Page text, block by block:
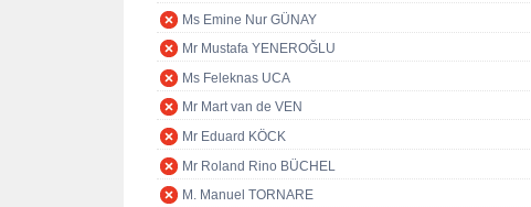
Ms Emine Nur GÜNAY
Mr Mustafa YENEROĞLU
Ms Feleknas UCA
Mr Mart van de VEN
Mr Eduard KÖCK
Mr Roland Rino BÜCHEL
M. Manuel TORNARE